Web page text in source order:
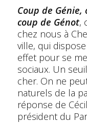
Coup de
coup de Génot,
chez nous à
ville, qui
effet pour se
sociaux. Un
cher. On ne
naturels de la
réponse de
président du